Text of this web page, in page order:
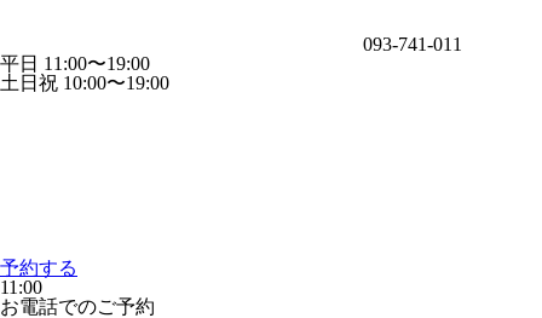
093-741-011
平日 11:00〜19:00
土日祝 10:00〜19:00
予約する
11:00
お電話でのご予約